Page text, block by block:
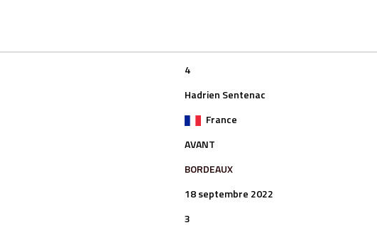
4
Hadrien Sentenac
France
AVANT
BORDEAUX
18 septembre 2022
3